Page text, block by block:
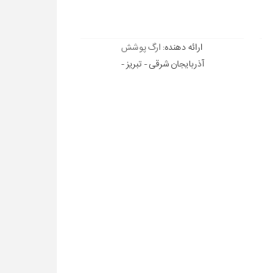
ارائه دهنده: ارگ پوشش
آذربایجان شرقی - تبریز -